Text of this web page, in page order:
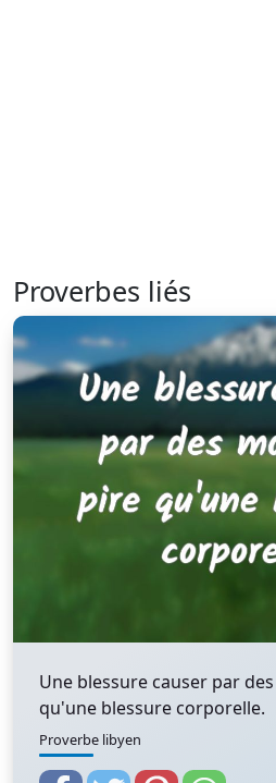
Proverbes liés
Une blessure causer par
qu'une blessure corporelle.
Proverbe libyen